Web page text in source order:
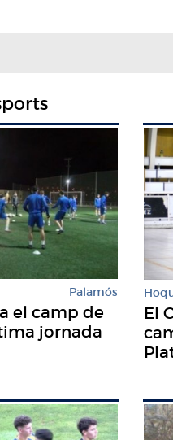
Palamós
el camp de
jornada
El